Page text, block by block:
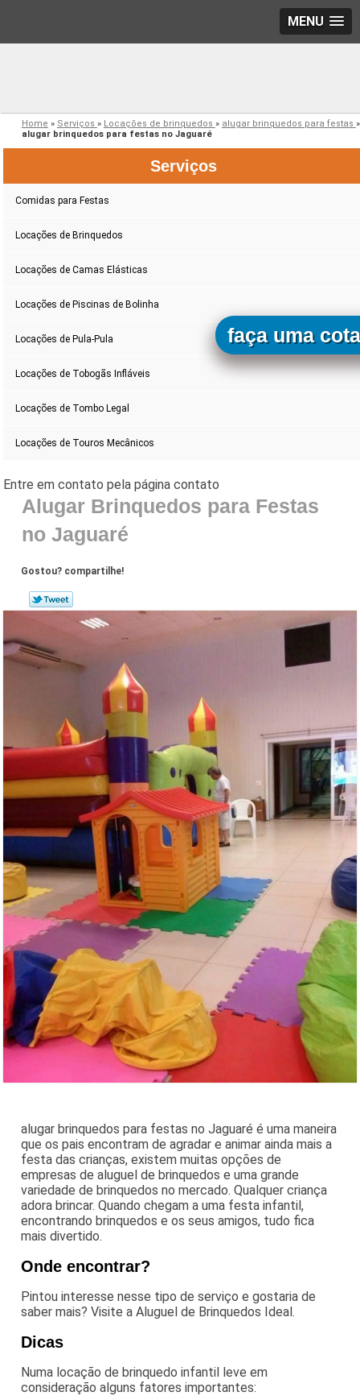
MENU
Home » Serviços » Locações de brinquedos » alugar brinquedos para festas »
alugar brinquedos para festas no Jaguaré
Serviços
Comidas para Festas
Locações de Brinquedos
Locações de Camas Elásticas
Locações de Piscinas de Bolinha
Locações de Pula-Pula
Locações de Tobogãs Infláveis
Locações de Tombo Legal
Locações de Touros Mecânicos
Alugar Brinquedos para Festas
no Jaguaré
Gostou? compartilhe!
alugar brinquedos para festas no Jaguaré é uma maneira
que os pais encontram de agradar e animar ainda mais a
festa das crianças, existem muitas opções de
empresas de aluguel de brinquedos e uma grande
variedade de brinquedos no mercado. Qualquer criança
adora brincar. Quando chegam a uma festa infantil,
encontrando brinquedos e os seus amigos, tudo fica
mais divertido.
Onde encontrar?
Pintou interesse nesse tipo de serviço e gostaria de
saber mais? Visite a Aluguel de Brinquedos Ideal.
Dicas
Numa locação de brinquedo infantil leve em
consideração alguns fatores importantes:
faça uma